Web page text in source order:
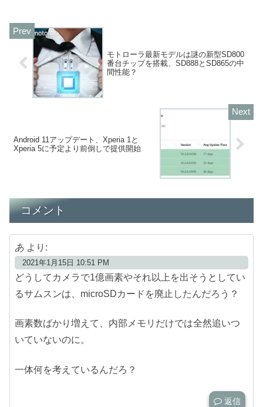
モトローラ最新モデルは謎の新型SD800
番台チップを搭載、SD888とSD865の中
間性能？
Android 11アップデート、Xperia 1と
Xperia 5に予定より前倒しで提供開始
コメント
あ より:
2021年1月15日 10:51 PM
どうしてカメラで1億画素やそれ以上を出そうとしてい
るサムスンは、microSDカードを廃止したんだろう？
画素数ばかり増えて、内部メモリだけでは全然追いつ
いていないのに。
一体何を考えているんだろ？
返信